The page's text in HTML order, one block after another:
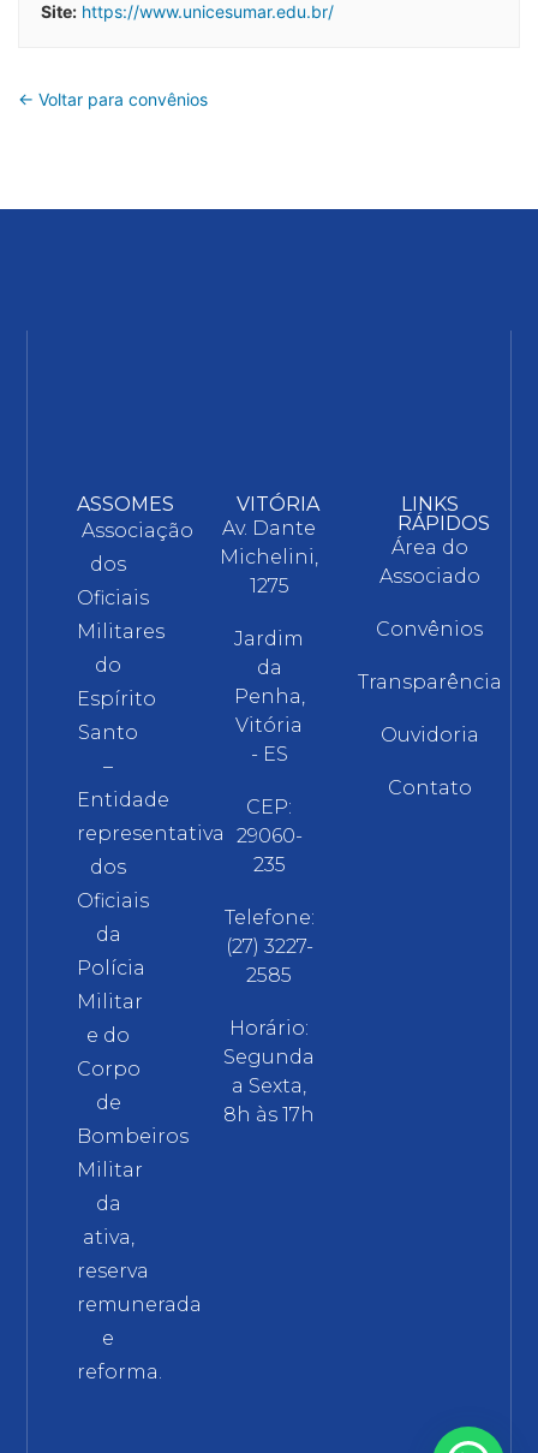
Site: https://www.unicesumar.edu.br/
← Voltar para convênios
ASSOMES
Associação
dos
Oficiais
Militares
do
Espírito
Santo
–
Entidade
representativa
dos
Oficiais
da
Polícia
Militar
e do
Corpo
de
Bombeiros
Militar
da
ativa,
reserva
remunerada
e
reforma.
VITÓRIA
Av. Dante
Michelini,
1275
Jardim
da
Penha,
Vitória
- ES
CEP:
29060-
235
Telefone:
(27) 3227-
2585
Horário:
Segunda
a Sexta,
8h às 17h
LINKS
RÁPIDOS
Área do
Associado
Convênios
Transparência
Ouvidoria
Contato